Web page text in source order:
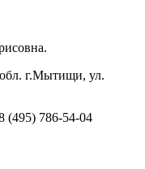
г.Мытищи, ул.
(495) 786-54-04